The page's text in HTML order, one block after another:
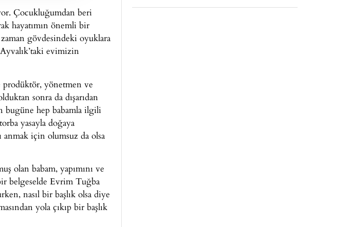
Çocukluğumdan beri
hayatımın önemli bir
gövdesindeki oyuklara
evimizin
prodüktör, yönetmen ve
sonra da dışarıdan
bugüne hep babamla ilgili
yasayla doğaya
anmak için olumsuz da olsa
olan babam, yapımını ve
belgeselde Evrim Tuğba
nasıl bir başlık olsa diye
yola çıkıp bir başlık